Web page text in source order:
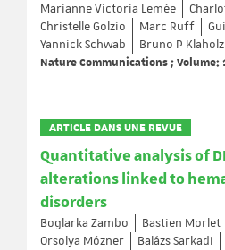
Marianne Victoria Lemée
Christelle Golzio
Marc Ruff
Yannick Schwab
Bruno P Klaholz
Nature Communications ; Volume:
ARTICLE DANS UNE REVUE
Quantitative analysis of
alterations linked to
disorders
Boglarka Zambo Bastien Morlet
Orsolya Mózner
Balázs Sarkadi